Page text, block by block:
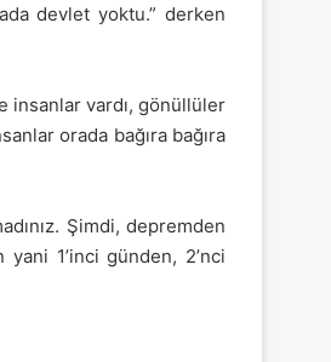
devlet yoktu.” derken
insanlar vardı, gönüllüler
orada bağıra bağıra
Şimdi, depremden
yani 1’inci günden, 2’nci